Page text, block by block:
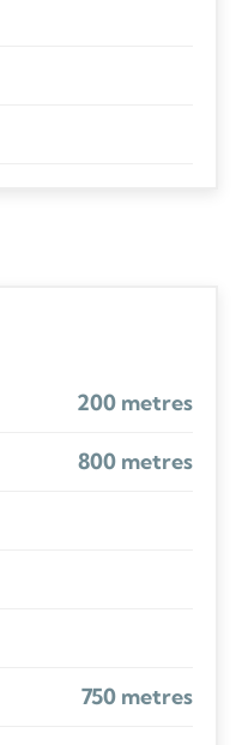
200 metres
800 metres
750 metres